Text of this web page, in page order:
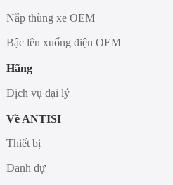
Nắp thùng xe OEM
Bậc lên xuống điện OEM
Hãng
Dịch vụ đại lý
Về ANTISI
Thiết bị
Danh dự